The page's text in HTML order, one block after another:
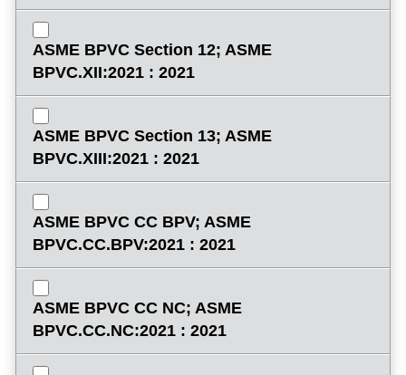
ASME BPVC Section 12; ASME
BPVC.XII:2021 : 2021
ASME BPVC Section 13; ASME
BPVC.XIII:2021 : 2021
ASME BPVC CC BPV; ASME
BPVC.CC.BPV:2021 : 2021
ASME BPVC CC NC; ASME
BPVC.CC.NC:2021 : 2021